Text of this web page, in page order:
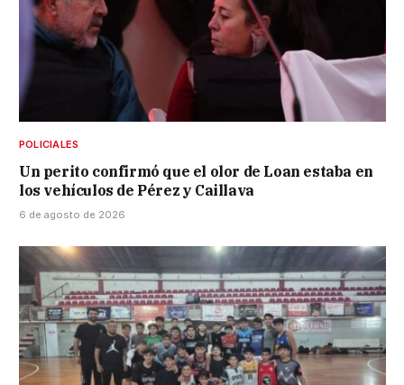
POLICIALES
Un perito confirmó que el olor de Loan estaba en
los vehículos de Pérez y Caillava
6 de agosto de 2026